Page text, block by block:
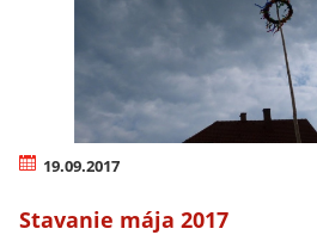
19.09.2017
Stavanie mája 2017